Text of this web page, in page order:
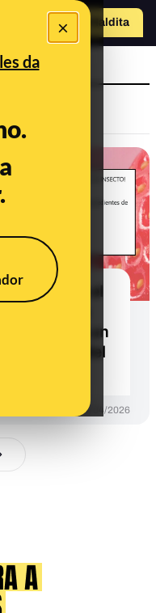
×
da
Hazte Maldita
se utiliza el
sino un
cochinilla del
14/04/2026